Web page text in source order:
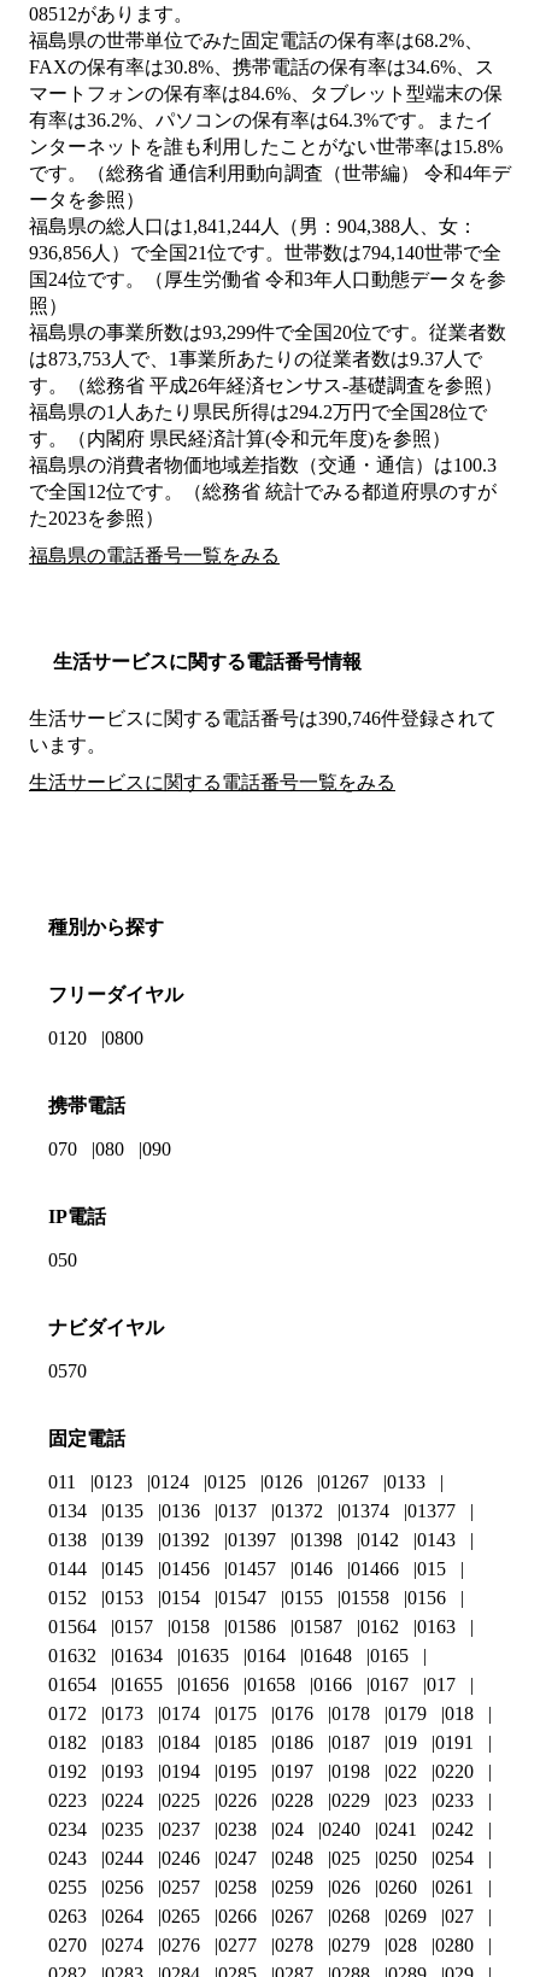
08512があります。
福島県の世帯単位でみた固定電話の保有率は68.2%、
FAXの保有率は30.8%、携帯電話の保有率は34.6%、ス
マートフォンの保有率は84.6%、タブレット型端末の保
有率は36.2%、パソコンの保有率は64.3%です。またイ
ンターネットを誰も利用したことがない世帯率は15.8%
です。（総務省 通信利用動向調査（世帯編） 令和4年デ
ータを参照）
福島県の総人口は1,841,244人（男：904,388人、女：
936,856人）で全国21位です。世帯数は794,140世帯で全
国24位です。（厚生労働省 令和3年人口動態データを参
照）
福島県の事業所数は93,299件で全国20位です。従業者数
は873,753人で、1事業所あたりの従業者数は9.37人で
す。（総務省 平成26年経済センサス‐基礎調査を参照）
福島県の1人あたり県民所得は294.2万円で全国28位で
す。（内閣府 県民経済計算(令和元年度)を参照）
福島県の消費者物価地域差指数（交通・通信）は100.3
で全国12位です。（総務省 統計でみる都道府県のすが
た2023を参照）
福島県の電話番号一覧をみる
生活サービスに関する電話番号情報
生活サービスに関する電話番号は390,746件登録されて
います。
生活サービスに関する電話番号一覧をみる
種別から探す
フリーダイヤル
0120 0800
携帯電話
070 080 090
IP電話
050
ナビダイヤル
0570
固定電話
011 0123 0124 0125 0126 01267
0133
0134
0135 0136 0137 01372 01374
01377
0138
0139 01392 01397 01398 0142
0143
0144
0145 01456 01457 0146 01466
015
0152
0153 0154 01547 0155 01558
0156
01564
0157 0158 01586 01587 0162
0163
01632
01634 01635 0164 01648
0165
01654
01655 01656 01658 0166 0167
017
0172
0173 0174 0175 0176 0178 0179
018
0182
0183 0184 0185 0186 0187 019
0191
0192
0193 0194 0195 0197 0198 022
0220
0223
0224 0225 0226 0228 0229 023
0233
0234
0235 0237 0238 024 0240 0241
0242
0243
0244 0246 0247 0248 025 0250
0254
0255
0256 0257 0258 0259 026 0260
0261
0263
0264 0265 0266 0267 0268 0269
027
0270
0274 0276 0277 0278 0279 028
0280